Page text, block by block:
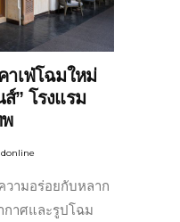
าเฟ่โฉมใหม่
” โรงแรม
พ
ามอร่อยกับหลาก
าศและรูปโฉม